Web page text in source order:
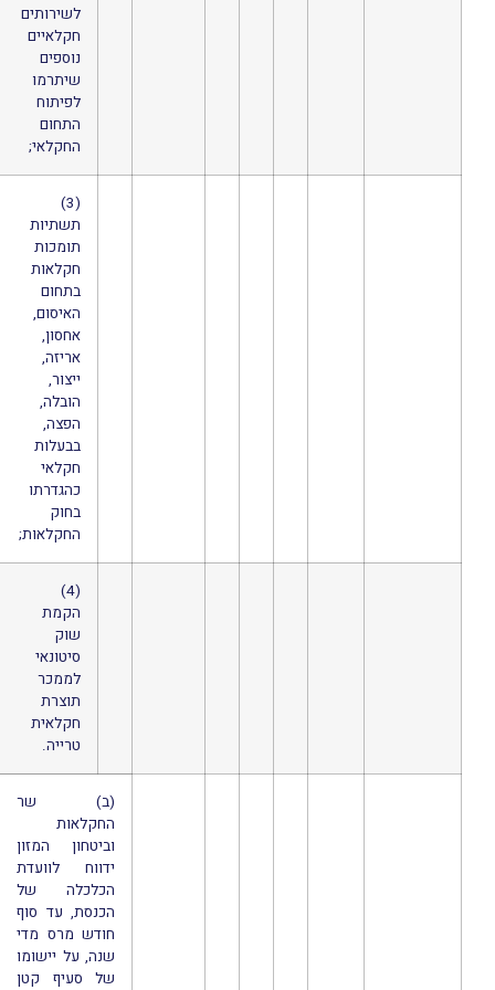
לשירותים
חקלאיים
נוספים
שיתרמו
לפיתוח
התחום
החקלאי;
(3)
תשתיות
תומכות
חקלאות
בתחום
האיסום,
אחסון,
אריזה,
ייצור,
הובלה,
הפצה,
בבעלות
חקלאי
כהגדרתו
בחוק
החקלאות;
(4)
הקמת
שוק
סיטונאי
לממכר
תוצרת
חקלאית
טרייה.
(ב) שר
החקלאות
וביטחון המזון
ידווח לוועדת
הכלכלה של
הכנסת, עד סוף
חודש מרס מדי
שנה, על יישומו
של סעיף קטן